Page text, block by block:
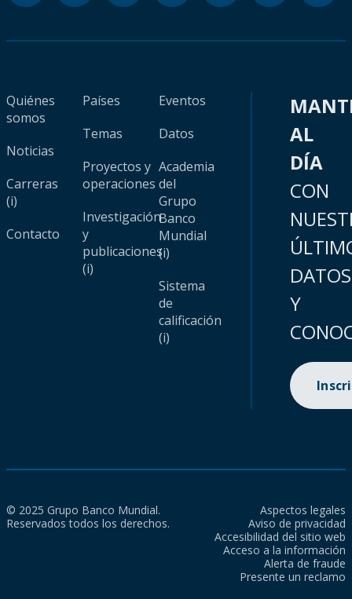
Quiénes
somos
Noticias
Carreras
(i)
Contacto
Países
Temas
Proyectos y
operaciones
Investigación
y
publicaciones
(i)
Eventos
Datos
Academia
del
Grupo
Banco
Mundial
(i)
Sistema
de
calificación
(i)
AL
DÍA
CON
DATOS
Y
© 2025 Grupo Banco Mundial.
Reservados todos los derechos.
Aspectos legales
Aviso de privacidad
Accesibilidad del sitio web
Acceso a la información
Alerta de fraude
Presente un reclamo